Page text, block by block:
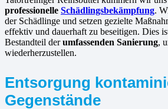
professionelle Schädlingsbekämpfung.
der Schädlinge und setzen gezielte
effektiv und dauerhaft zu beseitigen. Dies
Bestandteil derumfassenden Sanierung,
wiederherzustellen.
Entsorgung
Gegenstände